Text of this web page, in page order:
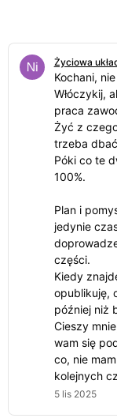
Życiowa
Kochani,
Włóczykij,
praca
Żyć z
trzeba
Póki co te
100%.
Plan i
jedynie
części.
Kiedy
opublikuję,
później niż
Cieszy
wam się
co, nie
kolejnych
5 lis 2025